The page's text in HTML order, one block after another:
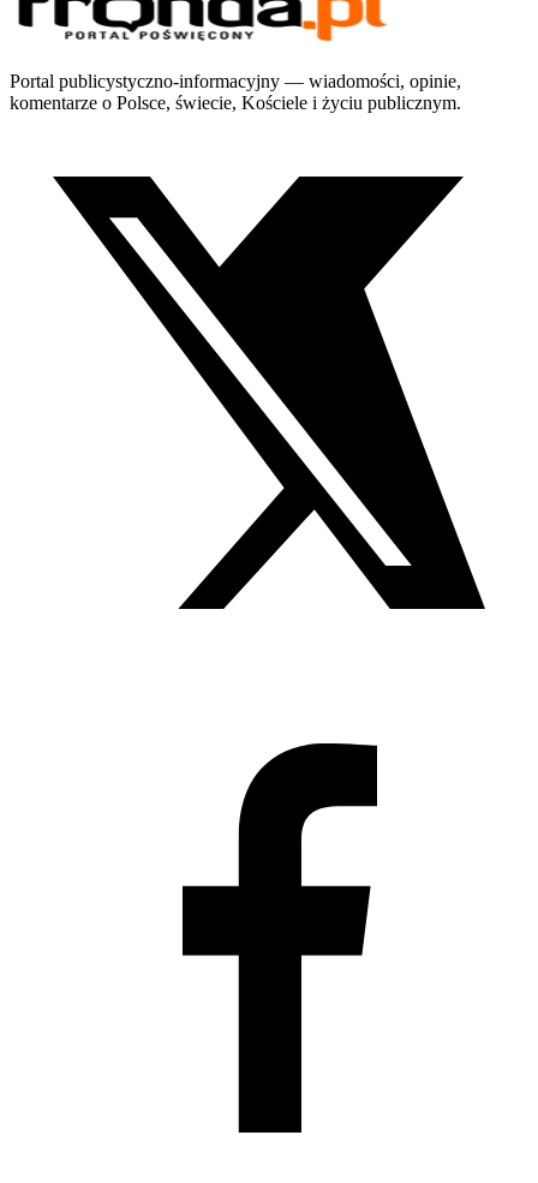
Portal publicystyczno-informacyjny — wiadomości, opinie,
komentarze o Polsce, świecie, Kościele i życiu publicznym.